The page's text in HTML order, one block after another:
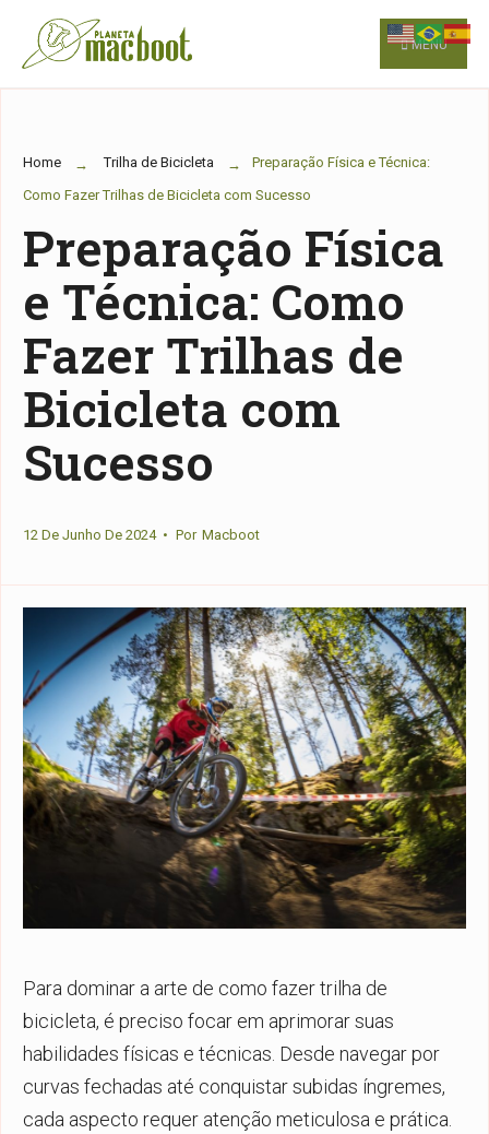
Skip
to
MENU
Home Trilha de Bicicleta
Preparação Física e Técnica:
Como Fazer Trilhas de Bicicleta com Sucesso
Preparação Física
e Técnica: Como
Fazer Trilhas de
Bicicleta com
Sucesso
12 De Junho De 2024 • Por Macboot
Para dominar a arte de como fazer trilha de
bicicleta, é preciso focar em aprimorar suas
habilidades físicas e técnicas. Desde navegar por
curvas fechadas até conquistar subidas íngremes,
cada aspecto requer atenção meticulosa e prática.